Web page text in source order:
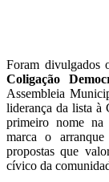
Foram divulgados
Coligação
Assembleia
liderança da lista à
primeiro nome na
marca o
propostas que
cívico da